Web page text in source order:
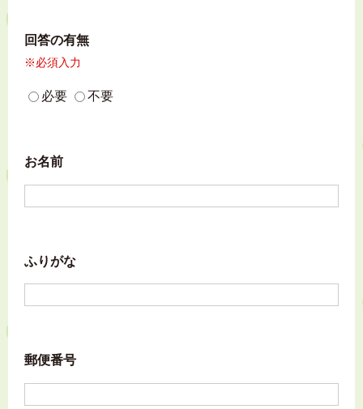
回答の有無
※必須入力
必要 不要
お名前
ふりがな
郵便番号